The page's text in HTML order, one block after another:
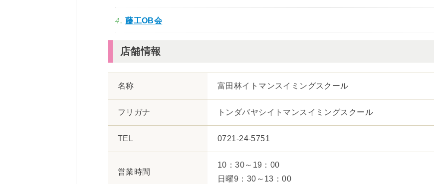
藤工OB会
店舗情報
名称 富田林イトマンスイミングスクール
フリガナ トンダバヤシイトマンスイミングスクール
TEL 0721-24-5751
営業時間
10：30～19：00
日曜9：30～13：00